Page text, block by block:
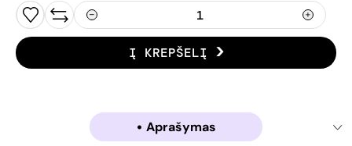
Į KREPŠELĮ
Aprašymas